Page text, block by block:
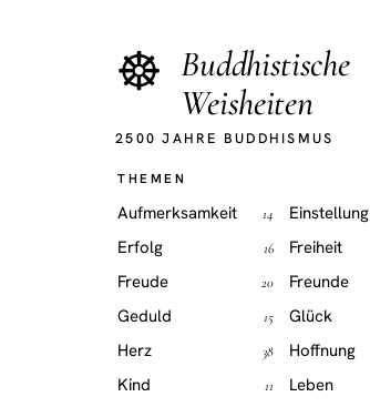
☸ Buddhistische
Weisheiten
2500 JAHRE BUDDHISMUS
THEMEN
Aufmerksamkeit 14 Einstellung
Erfolg 16 Freiheit
Freude 20 Freunde
Geduld 15 Glück
Herz 38 Hoffnung
Kind 11 Leben